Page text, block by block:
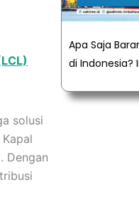
solusi
Dengan
Apa Saja
di Indonesia?